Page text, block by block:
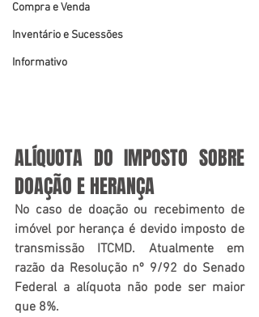
Compra e Venda
Inventário e Sucessões
Informativo
ALÍQUOTA DO IMPOSTO SOBRE
DOAÇÃO E HERANÇA
No caso de doação ou recebimento de
imóvel por herança é devido imposto de
transmissão ITCMD. Atualmente em
razão da Resolução nº 9/92 do Senado
Federal a alíquota não pode ser maior
que 8%.